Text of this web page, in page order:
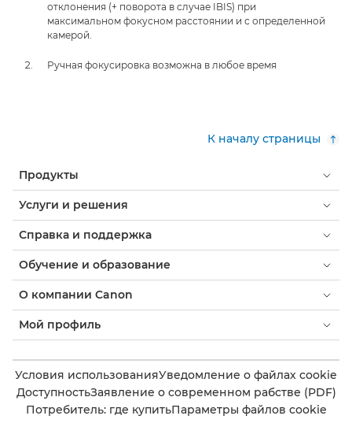
отклонения (+ поворота в случае IBIS) при
максимальном фокусном расстоянии и с определенной
камерой.
Ручная фокусировка возможна в любое время
К началу страницы
Продукты
Услуги и решения
Справка и поддержка
Обучение и образование
О компании Canon
Мой профиль
Условия использованияУведомление о файлах cookie
ДоступностьЗаявление о современном рабстве (PDF)
Потребитель: где купитьПараметры файлов cookie